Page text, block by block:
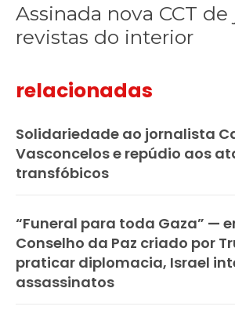
Assinada nova CCT de
revistas do interior
relacionadas
Solidariedade ao jornalista
Vasconcelos e repúdio aos
transfóbicos
“Funeral para toda Gaza” —
Conselho da Paz criado por
praticar diplomacia, Israel
assassinatos